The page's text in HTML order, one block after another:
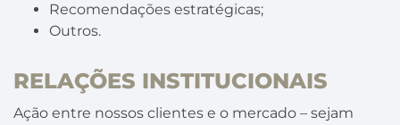
Recomendações estratégicas;
Outros.
RELAÇÕES INSTITUCIONAIS
Ação entre nossos clientes e o mercado – sejam